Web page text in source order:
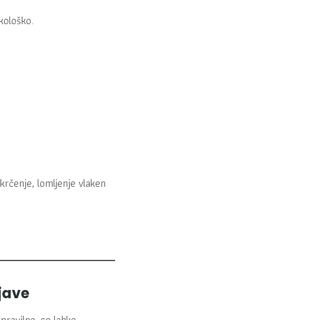
lomljenje vlaken